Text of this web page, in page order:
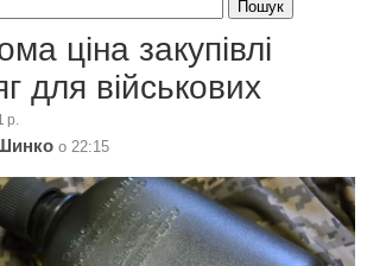
ціна закупівлі
для військових
р.
о 22:15